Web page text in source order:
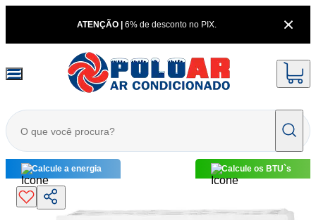
ATENÇÃO | 6% de desconto no PIX.
Calcule a energia Calcule os BTU`s